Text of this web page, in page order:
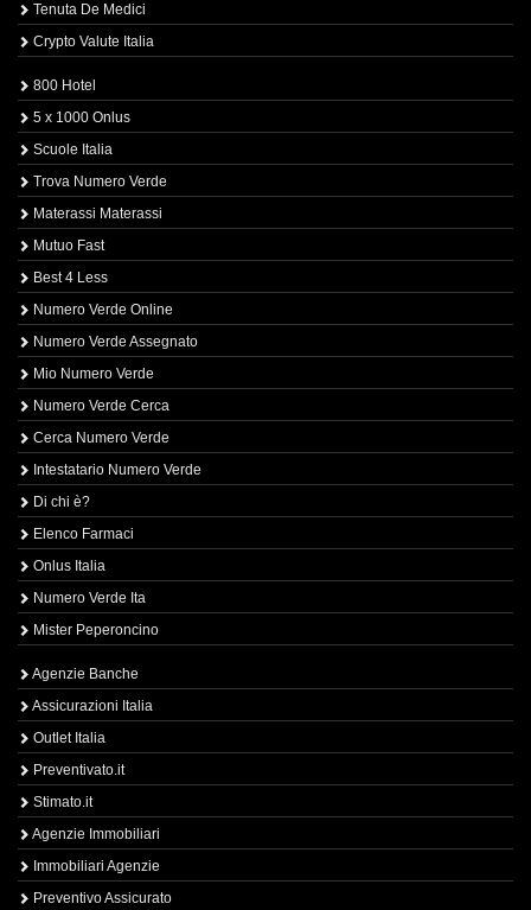
Tenuta De Medici
Crypto Valute Italia
800 Hotel
5 x 1000 Onlus
Scuole Italia
Trova Numero Verde
Materassi Materassi
Mutuo Fast
Best 4 Less
Numero Verde Online
Numero Verde Assegnato
Mio Numero Verde
Numero Verde Cerca
Cerca Numero Verde
Intestatario Numero Verde
Di chi è?
Elenco Farmaci
Onlus Italia
Numero Verde Ita
Mister Peperoncino
Agenzie Banche
Assicurazioni Italia
Outlet Italia
Preventivato.it
Stimato.it
Agenzie Immobiliari
Immobiliari Agenzie
Preventivo Assicurato